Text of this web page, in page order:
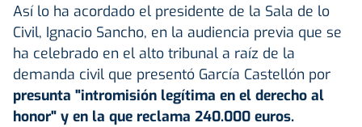
Así lo ha acordado el presidente de la Sala de lo
Civil, Ignacio Sancho, en la audiencia previa que se
ha celebrado en el alto tribunal a raíz de la
demanda civil que presentó García Castellón por
presunta "intromisión legítima en el derecho al
honor" y en la que reclama 240.000 euros.